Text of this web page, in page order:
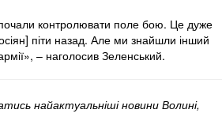
контролювати поле бою. Це дуже
піти назад. Але ми знайшли інший
– наголосив Зеленський.
найактуальніші новини Волині,